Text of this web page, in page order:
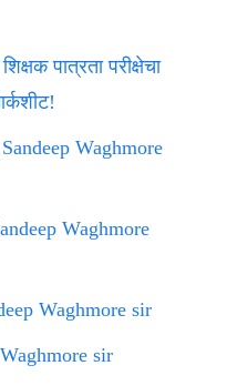
पात्रता परीक्षेचा
Waghmore
Waghmore
Waghmore sir
sir